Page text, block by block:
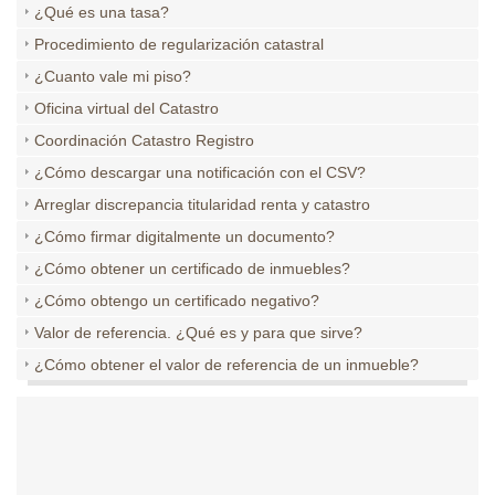
¿Qué es una tasa?
Procedimiento de regularización catastral
¿Cuanto vale mi piso?
Oficina virtual del Catastro
Coordinación Catastro Registro
¿Cómo descargar una notificación con el CSV?
Arreglar discrepancia titularidad renta y catastro
¿Cómo firmar digitalmente un documento?
¿Cómo obtener un certificado de inmuebles?
¿Cómo obtengo un certificado negativo?
Valor de referencia. ¿Qué es y para que sirve?
¿Cómo obtener el valor de referencia de un inmueble?